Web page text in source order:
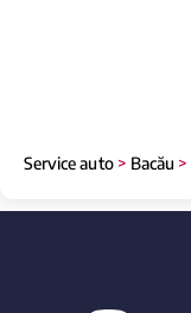
Service auto> Bacău >